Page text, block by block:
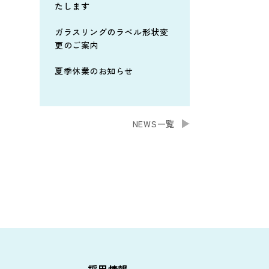
たします
ガラスリングのラベル形状変
更のご案内
夏季休業のお知らせ
NEWS一覧